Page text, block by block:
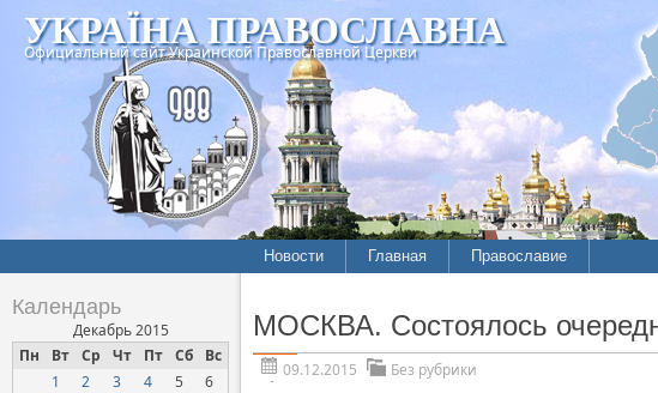
УКРАЇНА ПРАВОСЛАВНА
Официальный сайт Украинской Православной Церкви
Новости Главная Православие
Календарь
Декабрь 2015
Пн
Вт Ср Чт Пт Сб Вс
1 2 3 4 5
6
МОСКВА. Состоялось
09.12.2015
Без рубрики